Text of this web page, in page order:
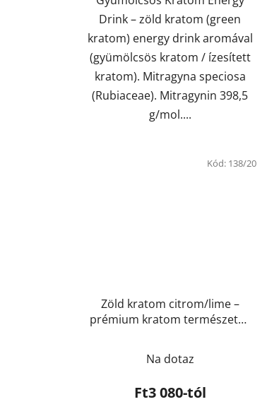
Drink – zöld kratom (green
kratom) energy drink aromával
(gyümölcsös kratom / ízesített
kratom). Mitragyna speciosa
(Rubiaceae). Mitragynin 398,5
g/mol....
Zöld kratom citrom/lime –
prémium kratom természetes
Na dotaz
Ft3 080-tól
Kód: 138/20